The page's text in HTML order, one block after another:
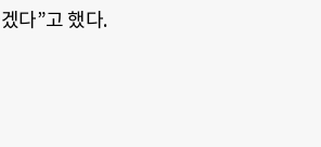
다”고 했다.